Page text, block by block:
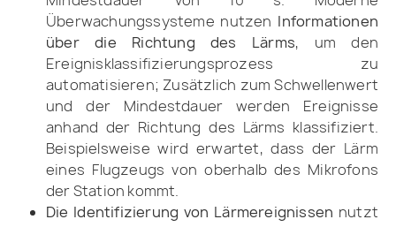
Überwachungssysteme nutzen Informationen
über die Richtung des Lärms, um den
Ereignisklassifizierungsprozess zu
automatisieren; Zusätzlich zum Schwellenwert
und der Mindestdauer werden Ereignisse
anhand der Richtung des Lärms klassifiziert.
Beispielsweise wird erwartet, dass der Lärm
eines Flugzeugs von oberhalb des Mikrofons
der Station kommt.
Die Identifizierung von Lärmereignissen nutzt